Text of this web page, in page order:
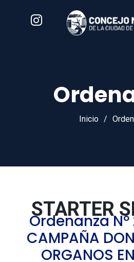
Inicio
STARTER
Ordenanza
CAMPAÑA
ORGANOS